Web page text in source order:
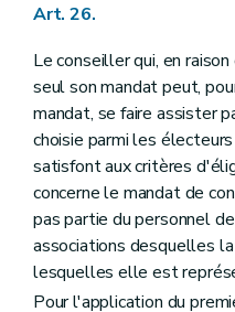
Art. 26.
Le conseiller qui, en
seul son mandat peut,
mandat, se faire assister
choisie parmi les
satisfont aux critères
concerne le mandat de
pas partie du personnel
associations desquelles
lesquelles elle est
Pour l'application du